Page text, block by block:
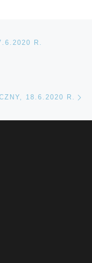
R.
18.6.2020 R.